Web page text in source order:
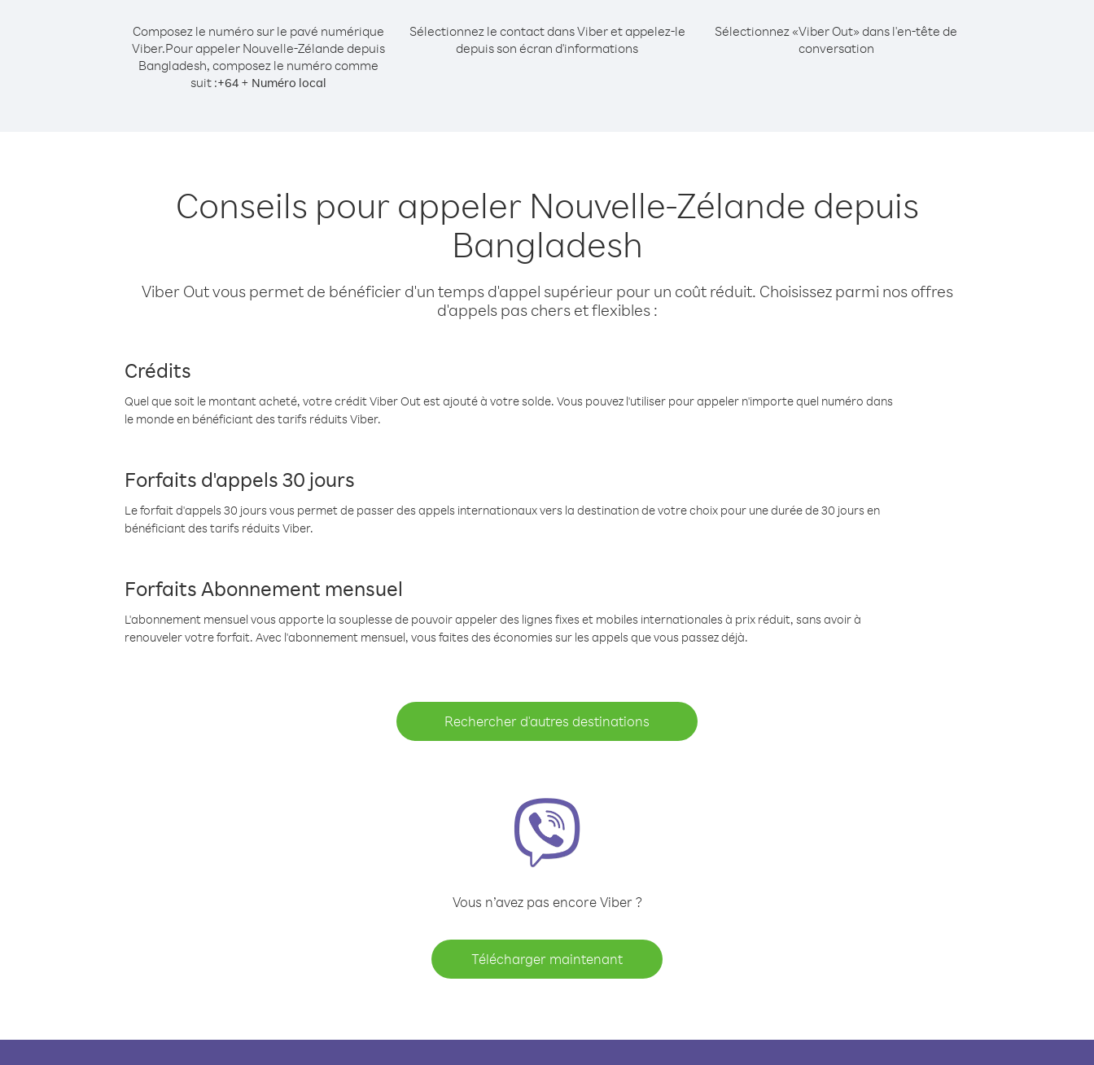
Composez le numéro sur le pavé numérique
Viber.Pour appeler Nouvelle-Zélande depuis
Bangladesh, composez le numéro comme
suit :+64+ Numéro local
Sélectionnez le contact dans Viber et appelez-le
depuis son écran d'informations
Sélectionnez «Viber Out» dans l'en-tête de
conversation
Conseils pour appeler Nouvelle-Zélande depuis
Bangladesh
Viber Out vous permet de bénéficier d'un temps d'appel supérieur pour un coût réduit. Choisissez parmi nos offres
d'appels pas chers et flexibles :
Crédits
Quel que soit le montant acheté, votre crédit Viber Out est ajouté à votre solde. Vous pouvez l'utiliser pour appeler n'importe quel numéro dans
le monde en bénéficiant des tarifs réduits Viber.
Forfaits d'appels 30 jours
Le forfait d'appels 30 jours vous permet de passer des appels internationaux vers la destination de votre choix pour une durée de 30 jours en
bénéficiant des tarifs réduits Viber.
Forfaits Abonnement mensuel
L'abonnement mensuel vous apporte la souplesse de pouvoir appeler des lignes fixes et mobiles internationales à prix réduit, sans avoir à
renouveler votre forfait. Avec l'abonnement mensuel, vous faites des économies sur les appels que vous passez déjà.
Rechercher d'autres destinations
Vous n’avez pas encore Viber ?
Télécharger maintenant